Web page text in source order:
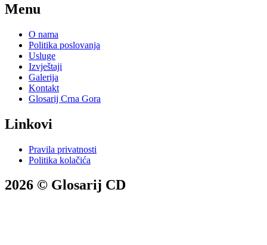
Menu
O nama
Politika poslovanja
Usluge
Izvještaji
Galerija
Kontakt
Glosarij Crna Gora
Linkovi
Pravila privatnosti
Politika kolačića
2026 © Glosarij CD